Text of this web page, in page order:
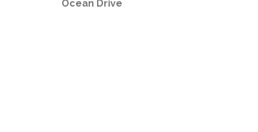
Ocean Drive